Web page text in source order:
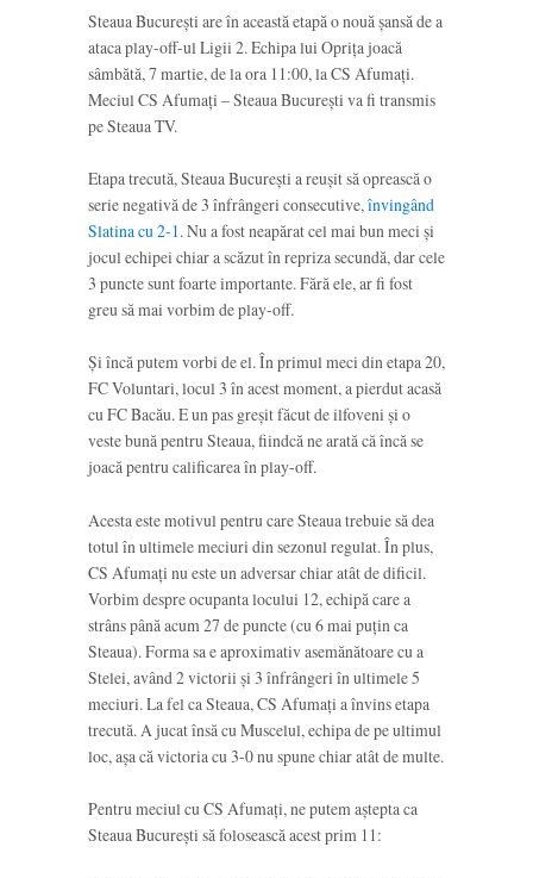
Steaua București are în această etapă o nouă șansă de a
ataca play-off-ul Ligii 2. Echipa lui Oprița joacă
sâmbătă, 7 martie, de la ora 11:00, la CS Afumați.
Meciul CS Afumați – Steaua București va fi transmis
pe Steaua TV.
Etapa trecută, Steaua București a reușit să oprească o
serie negativă de 3 înfrângeri consecutive,învingând
Slatina cu 2-1. Nu a fost neapărat cel mai bun meci și
jocul echipei chiar a scăzut în repriza secundă, dar cele
3 puncte sunt foarte importante. Fără ele, ar fi fost
greu să mai vorbim de play-off.
Și încă putem vorbi de el. În primul meci din etapa 20,
FC Voluntari, locul 3 în acest moment, a pierdut acasă
cu FC Bacău. E un pas greșit făcut de ilfoveni și o
veste bună pentru Steaua, fiindcă ne arată că încă se
joacă pentru calificarea în play-off.
Acesta este motivul pentru care Steaua trebuie să dea
totul în ultimele meciuri din sezonul regulat. În plus,
CS Afumați nu este un adversar chiar atât de dificil.
Vorbim despre ocupanta locului 12, echipă care a
strâns până acum 27 de puncte (cu 6 mai puțin ca
Steaua). Forma sa e aproximativ asemănătoare cu a
Stelei, având 2 victorii și 3 înfrângeri în ultimele 5
meciuri. La fel ca Steaua, CS Afumați a învins etapa
trecută. A jucat însă cu Muscelul, echipa de pe ultimul
loc, așa că victoria cu 3-0 nu spune chiar atât de multe.
Pentru meciul cu CS Afumați, ne putem aștepta ca
Steaua București să folosească acest prim 11: